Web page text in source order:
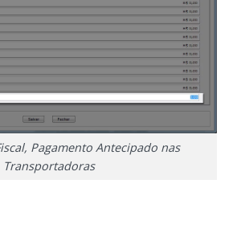
Pagamento Antecipado nas
Transportadoras